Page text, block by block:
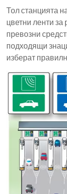
Тол станцията
цветни ленти
превозни
подходящи
изберат